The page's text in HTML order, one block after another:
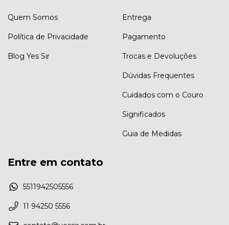
Quem Somos
Política de Privacidade
Blog Yes Sir
Entrega
Pagamento
Trocas e Devoluções
Dúvidas Frequentes
Cuidados com o Couro
Significados
Guia de Medidas
Entre em contato
5511942505556
11 94250 5556